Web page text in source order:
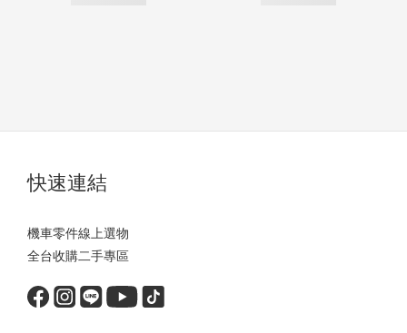
快速連結
機車零件線上選物
全台收購二手專區